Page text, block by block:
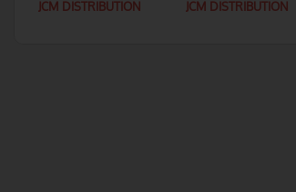
JCM DISTRIBUTION JCM DISTRIBUTION